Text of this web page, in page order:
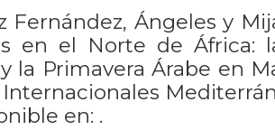
Fernández, Ángeles y
en el Norte de África:
la Primavera Árabe en
en: .